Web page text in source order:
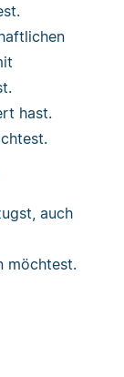
hast.
auch
möchtest.